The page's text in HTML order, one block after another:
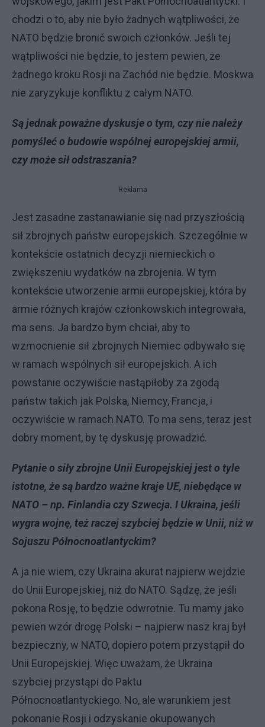
chodzi o to, aby nie było żadnych wątpliwości, że
NATO będzie bronić swoich członków. Jeśli tej
wątpliwości nie będzie, to jestem pewien, że
żadnego kroku Rosji na Zachód nie będzie. Moskwa
nie zaryzykuje konfliktu z całym NATO.
Są jednak poważne dyskusje o tym, czy nie należy
pomyśleć o budowie wspólnej europejskiej armii,
czy może sił odstraszania?
Reklama
Jest zasadne zastanawianie się nad przyszłością
sił zbrojnych państw europejskich. Szczególnie w
kontekście ostatnich decyzji niemieckich o
zwiększeniu wydatków na zbrojenia. W tym
kontekście utworzenie armii europejskiej, która by
armie różnych krajów członkowskich integrowała,
ma sens. Ja bardzo bym chciał, aby to
wzmocnienie sił zbrojnych Niemiec odbywało się
w ramach wspólnych sił europejskich. A ich
powstanie oczywiście nastąpiłoby za zgodą
państw takich jak Polska, Niemcy, Francja, i
oczywiście w ramach NATO. To ma sens, teraz jest
dobry moment, by tę dyskusję prowadzić.
Pytanie o siły zbrojne Unii Europejskiej jest o tyle
istotne, że są bardzo ważne kraje UE, niebędące w
NATO – np. Finlandia czy Szwecja. I Ukraina, jeśli
wygra wojnę, też raczej szybciej będzie w Unii, niż w
Sojuszu Północnoatlantyckim?
A ja nie wiem, czy Ukraina akurat najpierw wejdzie
do Unii Europejskiej, niż do NATO. Sądzę, że jeśli
pokona Rosję, to będzie odwrotnie. Tu mamy jako
pewien wzór drogę Polski – najpierw nasz kraj był
bezpieczny, w NATO, dopiero potem przystąpił do
Unii Europejskiej. Więc uważam, że Ukraina
szybciej przystąpi do Paktu
Północnoatlantyckiego. No, ale warunkiem jest
pokonanie Rosji i odzyskanie okupowanych